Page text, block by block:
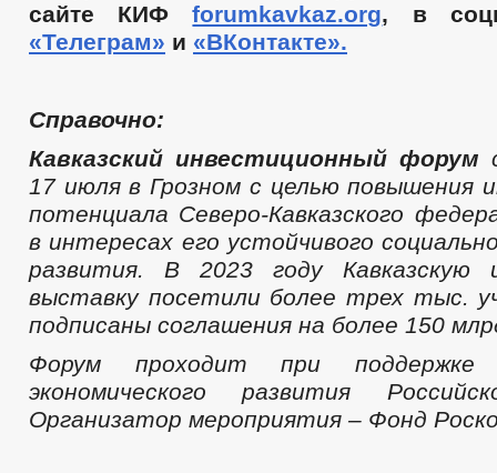
сайте КИФforumkavkaz.org, в
«Телеграм» и «ВКонтакте».
Справочно:
Кавказский инвестиционный форум
17 июля в Грозном с целью повышения
потенциала Северо-Кавказского
в интересах его устойчивого
развития. В 2023 году Кавказскую
выставку посетили более трех тыс.
подписаны соглашения на более 150
Форум проходит при поддержке
экономического развития
Организатор мероприятия – Фонд